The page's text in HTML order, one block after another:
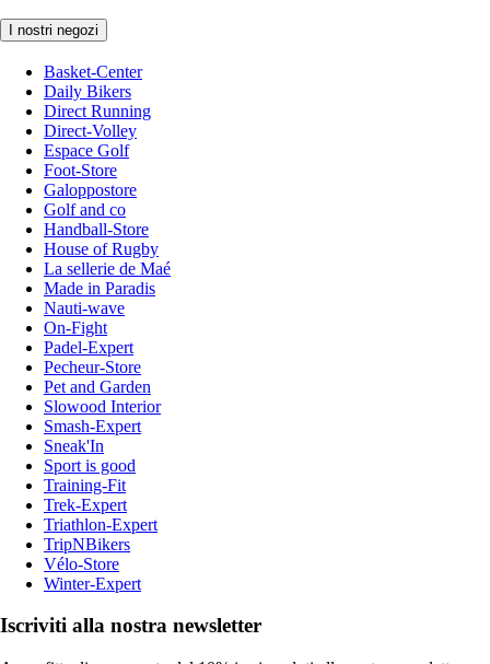
I nostri negozi
Basket-Center
Daily Bikers
Direct Running
Direct-Volley
Espace Golf
Foot-Store
Galoppostore
Golf and co
Handball-Store
House of Rugby
La sellerie de Maé
Made in Paradis
Nauti-wave
On-Fight
Padel-Expert
Pecheur-Store
Pet and Garden
Slowood Interior
Smash-Expert
Sneak'In
Sport is good
Training-Fit
Trek-Expert
Triathlon-Expert
TripNBikers
Vélo-Store
Winter-Expert
Iscriviti alla nostra newsletter